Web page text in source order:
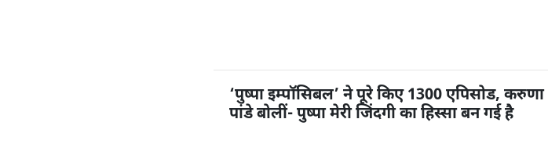
‘पुष्पा इम्पॉसिबल’ ने पूरे किए 1300 एपिसोड, करुणा
पांडे बोलीं- पुष्पा मेरी जिंदगी का हिस्सा बन गई है